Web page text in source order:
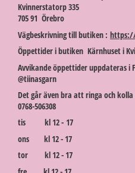
Kvinnerstatorp 335
705 91 Örebro
Vägbeskrivning till butiken : https://
Öppettider i butiken Kärnhuset i
Avvikande öppettider uppdateras i
@tiinasgarn
Det går även bra att ringa och
0768-506308
tis kl 12 - 17
ons kl 12 - 17
tor kl 12 - 17